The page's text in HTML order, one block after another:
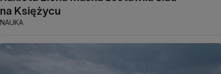
na Księżycu
NAUKA